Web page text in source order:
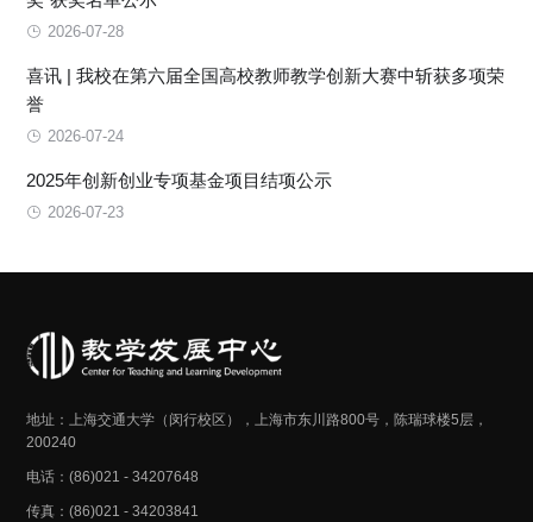
2026-07-28
喜讯 | 我校在第六届全国高校教师教学创新大赛中斩获多项荣
誉
2026-07-24
2025年创新创业专项基金项目结项公示
2026-07-23
地址：上海交通大学（闵行校区），上海市东川路800号，陈瑞球楼5层，
200240
电话：(86)021 - 34207648
传真：(86)021 - 34203841